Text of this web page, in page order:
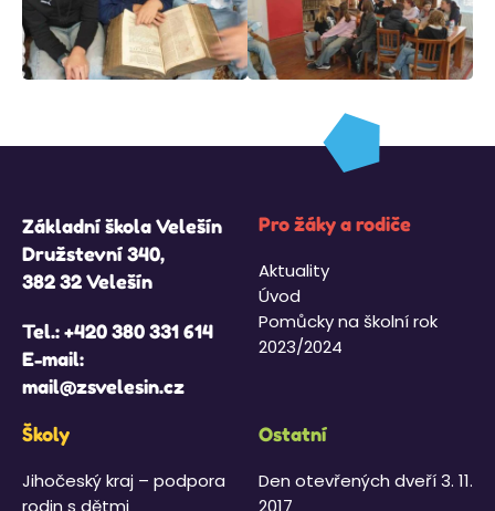
Základní škola Velešín
Družstevní 340,
382 32 Velešín
Tel.:+420 380 331 614
E-mail:
mail@zsvelesin.cz
Pro žáky a rodiče
Aktuality
Úvod
Pomůcky na školní rok
2023/2024
Školy
Jihočeský kraj – podpora
rodin s dětmi
Ostatní
Den otevřených dveří 3. 11.
2017